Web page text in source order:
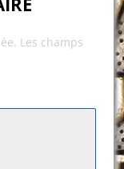
Les champs